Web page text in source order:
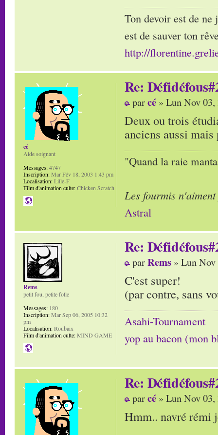
Ton devoir est de
est de sauver ton
http://
Re:
parcé » Lun Nov
Deux ou trois
anciens aussi mais
"Quand la raie
Les fourmis
Astral
cé
Aide soignant
Messages:4747
Inscription:Mar Fév 18, 2003 1:43 pm
Localisation:Lille-F
Film d'animation culte:Chicken Scratch
Re:
parRems » Lun
C'est super!
(par contre, sans
Asahi-Tournament
yop au bacon (mon
Rems
petit fou, petite folle
Messages: 180
Inscription:Mar Sep 06, 2005 10:32
pm
Localisation:Roubaix
Film d'animation culte:MIND GAME
Re:
parcé » Lun Nov
Hmm.. navré rémi